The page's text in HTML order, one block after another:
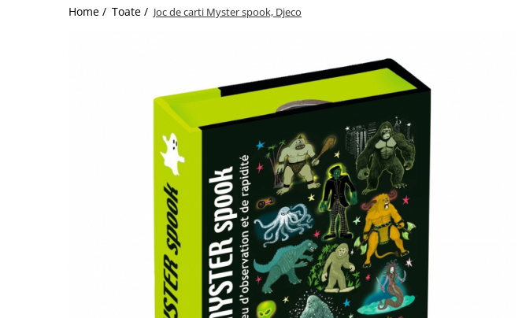
Home / Toate / Joc de carti Myster spook, Djeco